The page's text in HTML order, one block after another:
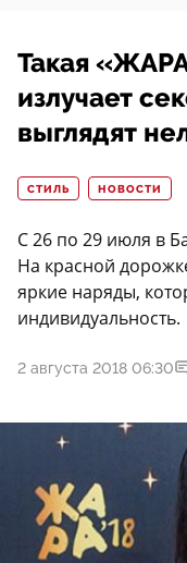
Такая
излучает
выглядят
СТИЛЬ НОВОСТИ
С 26 по 29 июля в
На красной
яркие наряды,
индивидуальность.
2 августа 2018 06:30